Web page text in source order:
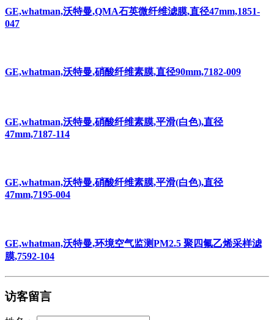
090
GE,whatman,沃特曼,QMA石英微纤维滤膜,直径47mm,1851-
GE,whatman,沃特曼,硝酸纤维素膜,直径90mm,7182-009
GE,whatman,沃特曼,硝酸纤维素膜,平滑(白色),直径
GE,whatman,沃特曼,硝酸纤维素膜,平滑(白色),直径